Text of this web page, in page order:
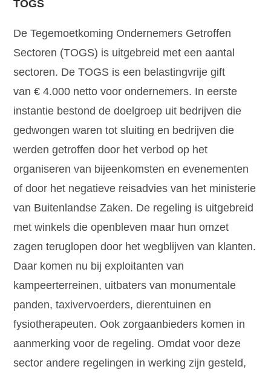
TOGS
De Tegemoetkoming Ondernemers Getroffen
Sectoren (TOGS) is uitgebreid met een aantal
sectoren. De TOGS is een belastingvrije gift
van € 4.000 netto voor ondernemers. In eerste
instantie bestond de doelgroep uit bedrijven die
gedwongen waren tot sluiting en bedrijven die
werden getroffen door het verbod op het
organiseren van bijeenkomsten en evenementen
of door het negatieve reisadvies van het ministerie
van Buitenlandse Zaken. De regeling is uitgebreid
met winkels die openbleven maar hun omzet
zagen teruglopen door het wegblijven van klanten.
Daar komen nu bij exploitanten van
kampeerterreinen, uitbaters van monumentale
panden, taxivervoerders, dierentuinen en
fysiotherapeuten. Ook zorgaanbieders komen in
aanmerking voor de regeling. Omdat voor deze
sector andere regelingen in werking zijn gesteld,